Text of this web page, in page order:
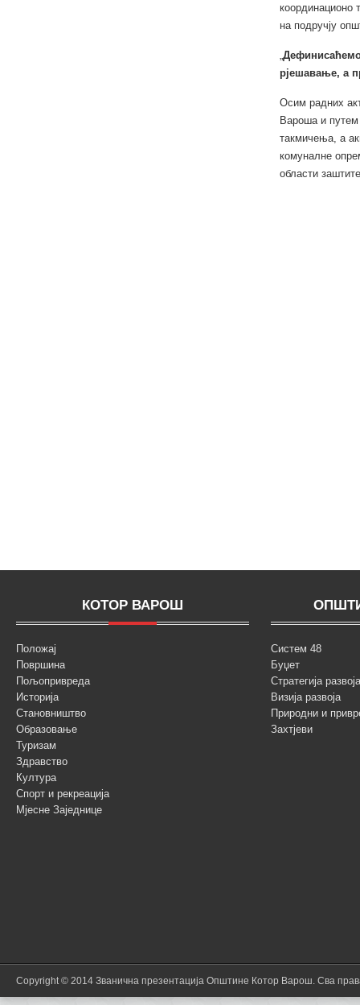
координационо
на подручју
рјешавање, а
Осим радних
Вароша и путем
такмичења, а
комуналне
области
КОТОР ВАРОШ
Положај
Површина
Пољопривреда
Историја
Становништво
Образовање
Туризам
Здравство
Култура
Спорт и рекреација
Мјесне Заједнице
Систем 48
Буџет
Стратегија
Визија развоја
Природни и
Захтјеви
Copyright © 2014 Званична презентација Општине Котор Варош. Сва